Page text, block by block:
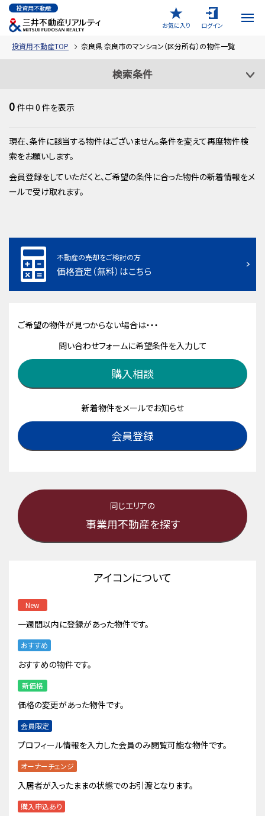
投資用不動産
お気に入り
ログイン
投資用不動産TOP 奈良県 奈良市のマンション（区分所有）の物件一覧
検索条件
0 件中0 件を表示
現在、条件に該当する物件はございません。条件を変えて再度物件検
索をお願いします。
会員登録をしていただくと、ご希望の条件に合った物件の新着情報をメ
ールで受け取れます。
不動産の売却をご検討の方
価格査定（無料）はこちら
ご希望の物件が見つからない場合は・・・
問い合わせフォームに希望条件を入力して
購入相談
新着物件をメールでお知らせ
会員登録
同じエリアの
事業用不動産を探す
アイコンについて
New
一週間以内に登録があった物件です。
おすすめ
おすすめの物件です。
新価格
価格の変更があった物件です。
会員限定
プロフィール情報を入力した会員のみ閲覧可能な物件です。
オーナーチェンジ
入居者が入ったままの状態でのお引渡となります。
購入申込あり